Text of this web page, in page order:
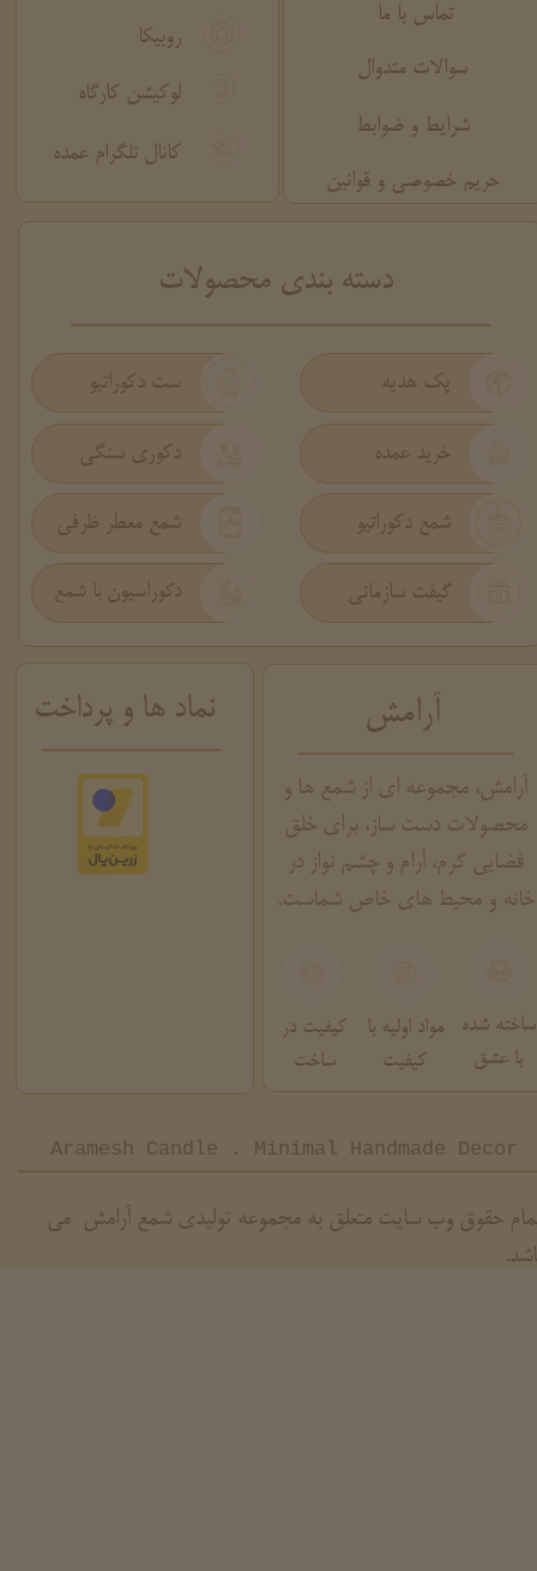
حقوق وب سایت متعلق به مجموعه تولیدی شمع آرامش می
شمع معطر ظرفی
گیفت سازمانی دکوراسیون با شمع
شمع دکوراتیو
دکوری سنگی
پک هدیه ست دکوراتیو
خرید عمده
​دسته بندی محصولات
نماد ها و پرداخت
روبیکا
لوکیشن کارگاه
کانال تلگرام عمده
تماس با ما
سوالات متدوال
حریم خصوصی و قوانین
شرایط و ضوابط
آرامش
آرامش، مجموعه ای از شمع ها و
محصولات دست ساز، برای خلق
فضایی گرم، آرام و چشم نواز در
خانه و محیط های خاص شماست.
ساخته شده
با عشق
مواد اولیه با
کیفیت
کیفیت در
ساخت
Aramesh Candle . Minimal Handmade Decor